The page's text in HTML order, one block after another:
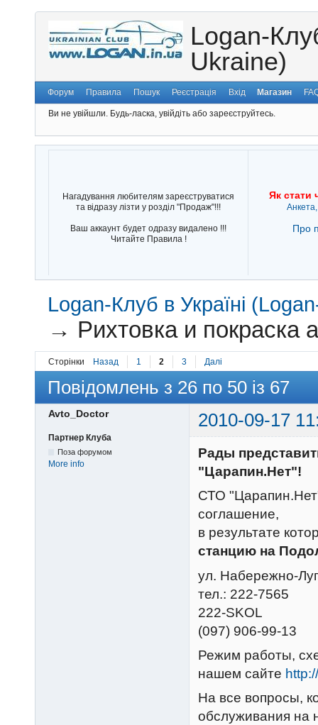
Logan-
Ukraine)
Форум Правила Пошук Реєстрація Вхід Магазин
Ви не увійшли. Будь-ласка, увійдіть або зареєструйтесь.
Нагадування любителям зареєструватися
та відразу лізти у розділ "Продаж"!!!
Ваш аккаунт будет одразу видалено !!!
Читайте Правила !
Як стати
Про
Logan-Клуб в Україні
→ Рихтовка и покраска
Сторінки Назад 1 2 3 Далі
Повідомлень з 26 по 50 із 67
Avto_Doctor 2010-09-17
Партнер Клуба
Поза форумом
More info
Рады
"Царапин.Нет"!
СТО
соглашение,
в результате
станцию на
ул. Набережно-
тел.: 222-7565
222-SKOL
(097) 906-99-13
Режим работы,
нашем сайте
На все вопросы,
обслуживания на